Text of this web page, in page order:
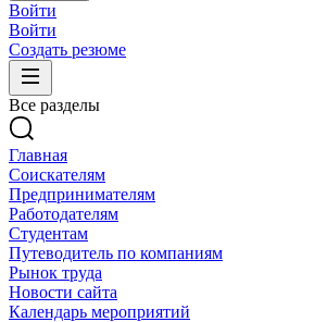
Войти
Войти
Создать резюме
Все разделы
Главная
Соискателям
Предпринимателям
Работодателям
Студентам
Путеводитель по компаниям
Рынок труда
Новости сайта
Календарь мероприятий